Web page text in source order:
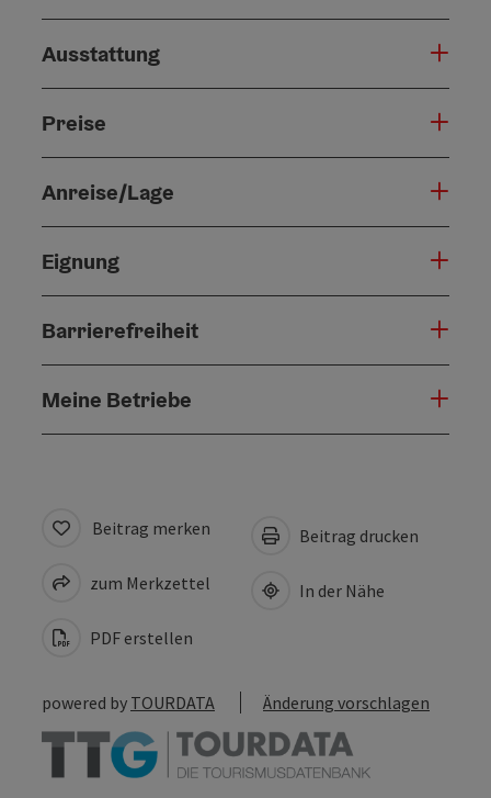
Ausstattung
Preise
Anreise/Lage
Eignung
Barrierefreiheit
Meine Betriebe
Beitrag merken
zum Merkzettel
PDF erstellen
Beitrag drucken
In der Nähe
powered by TOURDATA Änderung vorschlagen